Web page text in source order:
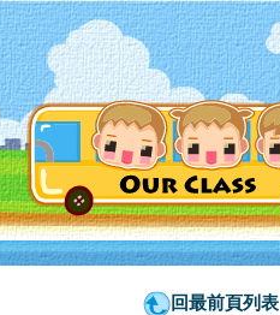
回最前頁列表